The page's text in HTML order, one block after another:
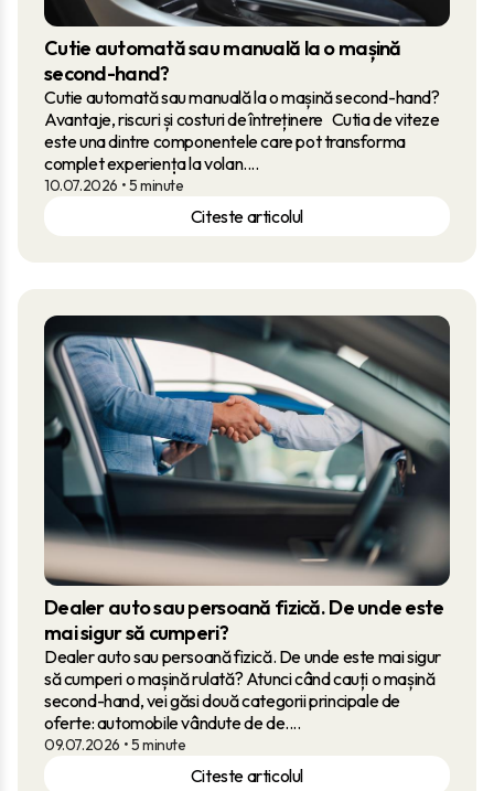
Cutie automată sau manuală la o mașină
second-hand?
Cutie automată sau manuală la o mașină second-hand?
Avantaje, riscuri și costuri de întreținere Cutia de viteze
este una dintre componentele care pot transforma
complet experiența la volan....
10.07.2026 • 5 minute
Citeste articolul
Dealer auto sau persoană fizică. De unde este
mai sigur să cumperi?
Dealer auto sau persoană fizică. De unde este mai sigur
să cumperi o mașină rulată? Atunci când cauți o mașină
second-hand, vei găsi două categorii principale de
oferte: automobile vândute de de....
09.07.2026 • 5 minute
Citeste articolul